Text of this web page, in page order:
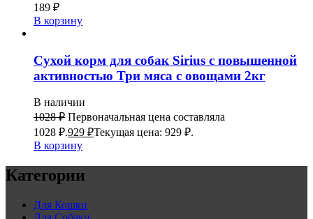
189 ₽
В корзину
Сухой корм для собак Sirius с повышенной
активностью Три мяса с овощами 2кг
В наличии
1028₽ Первоначальная цена составляла
1028 ₽.929 ₽Текущая цена: 929 ₽.
В корзину
Категории
Для Кошки